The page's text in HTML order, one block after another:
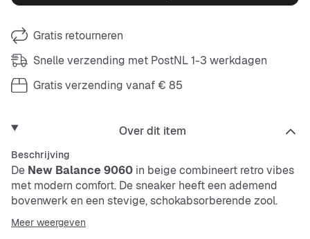
Gratis retourneren
Snelle verzending met PostNL 1-3 werkdagen
Gratis verzending vanaf € 85
Over dit item
Beschrijving
De New Balance 9060 in beige combineert retro vibes
met modern comfort. De sneaker heeft een ademend
bovenwerk en een stevige, schokabsorberende zool.
Perfect voor je dagelijkse avonturen, of je nu in de stad
bent of onderweg.
Meer weergeven